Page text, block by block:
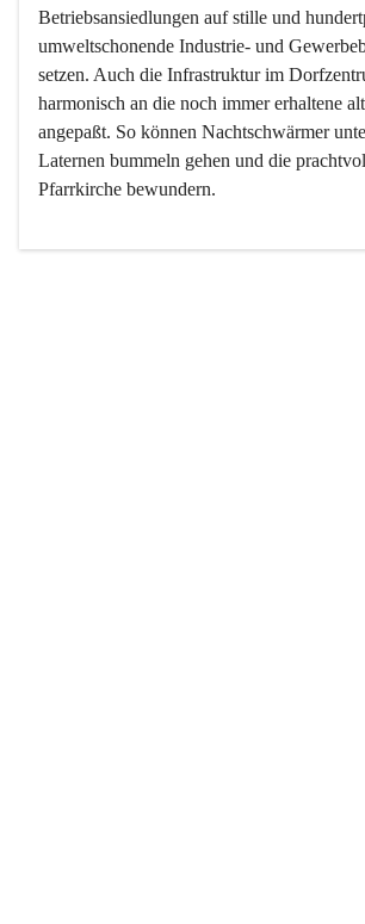
Betriebsansiedlungen auf stille und
umweltschonende Industrie- und
setzen. Auch die Infrastruktur im
harmonisch an die noch immer erhaltene
angepaßt. So können Nachtschwärmer
Laternen bummeln gehen und die
Pfarrkirche bewundern.
Der Weinbau dominert heute nicht mehr,